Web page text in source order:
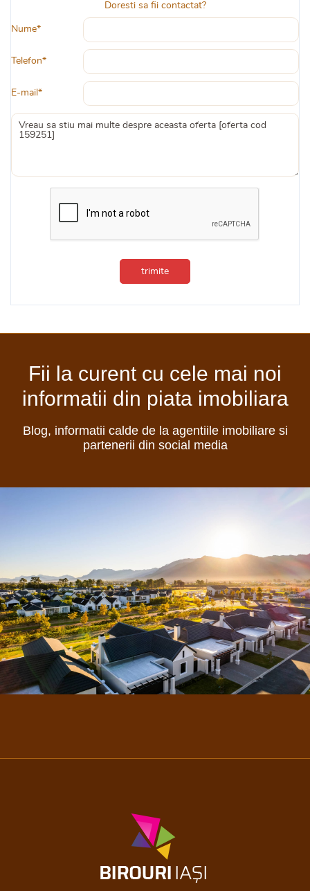
Doresti sa fii contactat?
Nume*
Telefon*
E-mail*
trimite
Fii la curent cu cele mai noi
informatii din piata imobiliara
Blog, informatii calde de la agentiile imobiliare si
partenerii din social media